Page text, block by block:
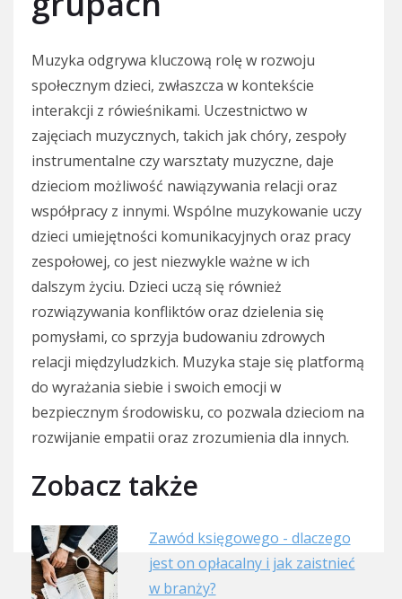
Muzyka odgrywa kluczową rolę w rozwoju
społecznym dzieci, zwłaszcza w kontekście
interakcji z rówieśnikami. Uczestnictwo w
zajęciach muzycznych, takich jak chóry, zespoły
instrumentalne czy warsztaty muzyczne, daje
dzieciom możliwość nawiązywania relacji oraz
współpracy z innymi. Wspólne muzykowanie uczy
dzieci umiejętności komunikacyjnych oraz pracy
zespołowej, co jest niezwykle ważne w ich
dalszym życiu. Dzieci uczą się również
rozwiązywania konfliktów oraz dzielenia się
pomysłami, co sprzyja budowaniu zdrowych
relacji międzyludzkich. Muzyka staje się platformą
do wyrażania siebie i swoich emocji w
bezpiecznym środowisku, co pozwala dzieciom na
rozwijanie empatii oraz zrozumienia dla innych.
Zobacz także
Zawód księgowego - dlaczego
jest on opłacalny i jak zaistnieć
w branży?